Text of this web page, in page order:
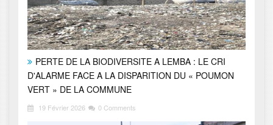
PERTE DE LA BIODIVERSITE A LEMBA : LE CRI
D'ALARME FACE A LA DISPARITION DU « POUMON
VERT » DE LA COMMUNE
19 Février 2026 0 Comments